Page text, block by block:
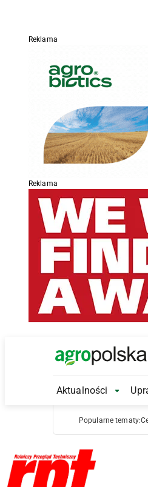
Reklama
Reklama
Main Logo
Aktualności
Popularne tematy: